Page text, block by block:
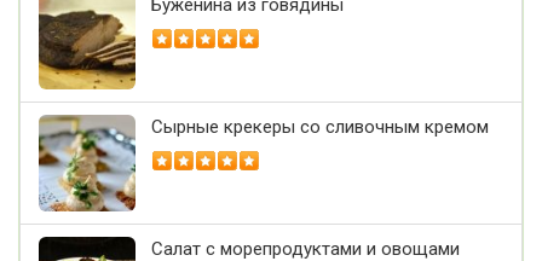
Буженина из говядины
Сырные крекеры со сливочным кремом
Салат с морепродуктами и овощами